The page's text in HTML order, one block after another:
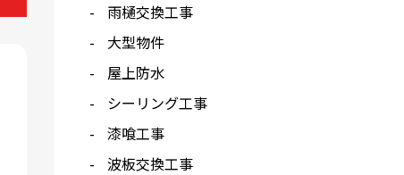
雨樋交換工事
大型物件
屋上防水
シーリング工事
漆喰工事
波板交換工事